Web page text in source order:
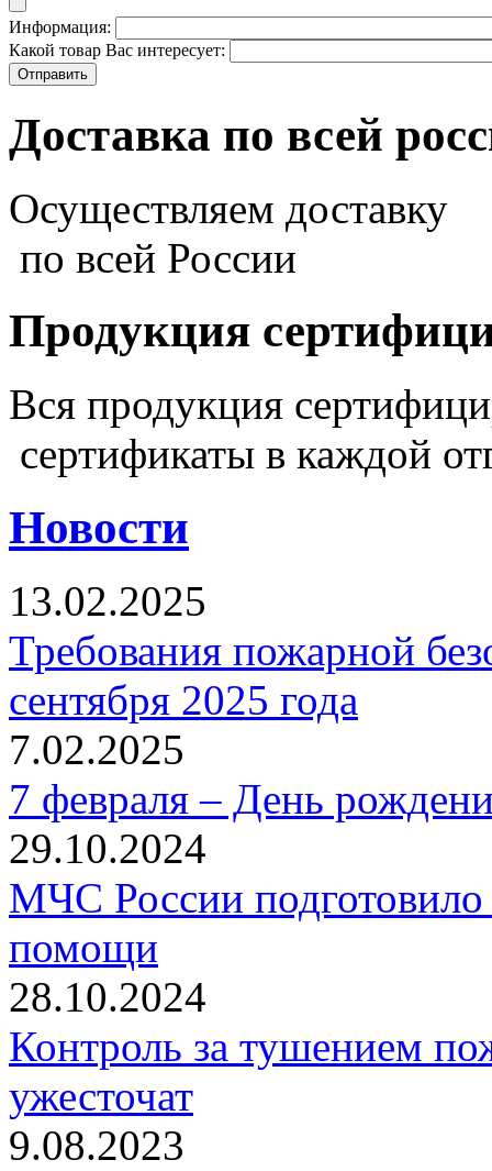
Информация:
Какой товар Вас интересует:
Доставка по всей
Осуществляем доставку
по всей России
Продукция
Вся продукция
сертификаты в каждой
Новости
13.02.2025
Требования пожарной
сентября 2025 года
7.02.2025
7 февраля – День
29.10.2024
МЧС России
помощи
28.10.2024
Контроль за тушением
ужесточат
9.08.2023